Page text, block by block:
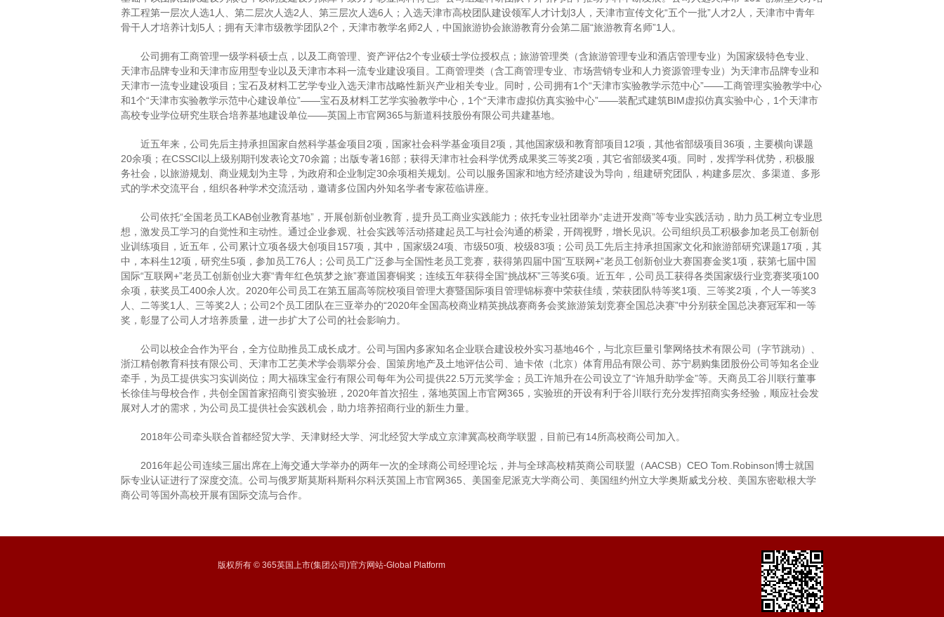
养工程第一层次人选1人、第二层次人选2人、第三层次人选6人；入选天津市高校团队建设领军人才计划3人，天津市宣传文化“五个一批”人才2人，天津市中青年
骨干人才培养计划5人；拥有天津市级教学团队2个，天津市教学名师2人，中国旅游协会旅游教育分会第二届“旅游教育名师”1人。
公司拥有工商管理一级学科硕士点，以及工商管理、资产评估2个专业硕士学位授权点；旅游管理类（含旅游管理专业和酒店管理专业）为国家级特色专业、
天津市品牌专业和天津市应用型专业以及天津市本科一流专业建设项目。工商管理类（含工商管理专业、市场营销专业和人力资源管理专业）为天津市品牌专业和
天津市一流专业建设项目；宝石及材料工艺学专业入选天津市战略性新兴产业相关专业。同时，公司拥有1个“天津市实验教学示范中心”——工商管理实验教学中心
和1个“天津市实验教学示范中心建设单位”——宝石及材料工艺学实验教学中心，1个“天津市虚拟仿真实验中心”——装配式建筑BIM虚拟仿真实验中心，1个天津市
高校专业学位研究生联合培养基地建设单位——​英国上市官网365与新道科技股份有限公司共建基地。
近五年来，公司先后主持承担国家自然科学基金项目2项，国家社会科学基金项目2项，其他国家级和教育部项目12项，其他省部级项目36项，主要横向课题
20余项；在CSSCI以上级别期刊发表论文70余篇；出版专著16部；获得天津市社会科学优秀成果奖三等奖2项，其它省部级奖4项。同时，发挥学科优势，积极服
务社会，以旅游规划、商业规划为主导，为政府和企业制定30余项相关规划。公司以服务国家和地方经济建设为导向，组建研究团队，构建多层次、多渠道、多形
式的学术交流平台，组织各种学术交流活动，邀请多位国内外知名学者专家莅临讲座。
公司依托“全国老员工KAB创业教育基地”，开展创新创业教育，提升员工商业实践能力；依托专业社团举办“走进开发商”等专业实践活动，助力员工树立专业思
想，激发员工学习的自觉性和主动性。通过企业参观、社会实践等活动搭建起员工与社会沟通的桥梁，开阔视野，增长见识。公司组织员工积极参加老员工创新创
业训练项目，近五年，公司累计立项各级大创项目157项，其中，国家级24项、市级50项、校级83项；公司员工先后主持承担国家文化和旅游部研究课题17项，其
中，本科生12项，研究生5项，参加员工76人；公司员工广泛参与全国性老员工竞赛，获得第四届中国“互联网+”老员工创新创业大赛国赛金奖1项，获第七届中国
国际“互联网+”老员工创新创业大赛“青年红色筑梦之旅”赛道国赛铜奖；连续五年获得全国“挑战杯”三等奖6项。近五年，公司员工获得各类国家级行业竞赛奖项100
余项，获奖员工400余人次。2020年公司员工在第五届高等院校项目管理大赛暨国际项目管理锦标赛中荣获佳绩，荣获团队特等奖1项、三等奖2项，个人一等奖3
人、二等奖1人、三等奖2人；公司2个员工团队在三亚举办的“2020年全国高校商业精英挑战赛商务会奖旅游策划竞赛全国总决赛”中分别获全国总决赛冠军和一等
奖，彰显了公司人才培养质量，进一步扩大了公司的社会影响力。
公司以校企合作为平台，全方位助推员工成长成才。公司与国内多家知名企业联合建设校外实习基地46个，与北京巨量引擎网络技术有限公司（字节跳动）、
浙江精创教育科技有限公司、天津市工艺美术学会翡翠分会、国策房地产及土地评估公司、迪卡侬（北京）体育用品有限公司、苏宁易购集团股份公司等知名企业
牵手，为员工提供实习实训岗位；周大福珠宝金行有限公司每年为公司提供22.5万元奖学金；员工许旭升在公司设立了“许旭升助学金”等。天商员工谷川联行董事
长徐佳与母校合作，共创全国首家招商引资实验班，2020年首次招生，落地​英国上市官网365，实验班的开设有利于谷川联行充分发挥招商实务经验，顺应社会发
展对人才的需求，为公司员工提供社会实践机会，助力培养招商行业的新生力量。
2018年公司牵头联合首都经贸大学、天津财经大学、河北经贸大学成立京津冀高校商学联盟，目前已有14所高校商公司加入。
2016年起公司连续三届出席在上海交通大学举办的两年一次的全球商公司经理论坛，并与全球高校精英商公司联盟（AACSB）CEO Tom.Robinson博士就国
际专业认证进行了深度交流。公司与俄罗斯莫斯科斯科尔科沃​英国上市官网365、美国奎尼派克大学商公司、美国纽约州立大学奥斯威戈分校、美国东密歇根大学
商公司等国外高校开展有国际交流与合作。
版权所有 © 365英国上市(集团公司)官方网站-Global Platform